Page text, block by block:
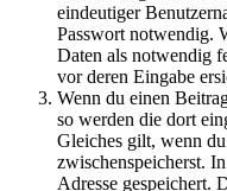
eindeutiger
Passwort notwendig.
Daten als notwendig
vor deren Eingabe
Wenn du einen
so werden die dort
Gleiches gilt, wenn
zwischenspeicherst.
Adresse gespeichert.